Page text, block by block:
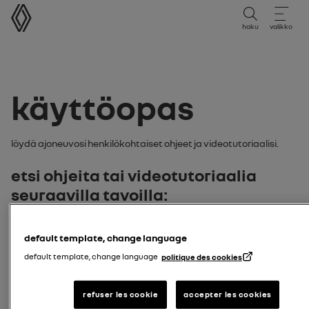
käyttöopas
haku valikko
käyttöopas
Löydä ajoneuvosi henkilökohtaiset ohjeet ja videotutoriaalisi.
Etsi ohjeita tai videotutoriaalia
seuraavilla tavoilla:
syötä ajoneuvomalli
default template, change language
default template, change language politique des cookies
refuser les cookie accepter les cookies